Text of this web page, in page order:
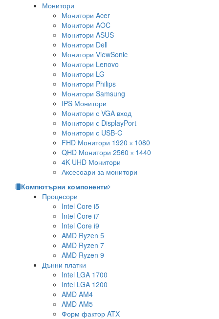
Монитори
Монитори Acer
Монитори AOC
Монитори ASUS
Монитори Dell
Монитори ViewSonic
Монитори Lenovo
Монитори LG
Монитори Philips
Монитори Samsung
IPS Монитори
Монитори с VGA вход
Монитори с DisplayPort
Монитори с USB-C
FHD Монитори 1920 × 1080
QHD Монитори 2560 × 1440
4K UHD Монитори
Аксесоари за монитори
Компютърни компоненти
Процесори
Intel Core i5
Intel Core i7
Intel Core i9
AMD Ryzen 5
AMD Ryzen 7
AMD Ryzen 9
Дънни платки
Intel LGA 1700
Intel LGA 1200
AMD AM4
AMD AM5
Форм фактор ATX